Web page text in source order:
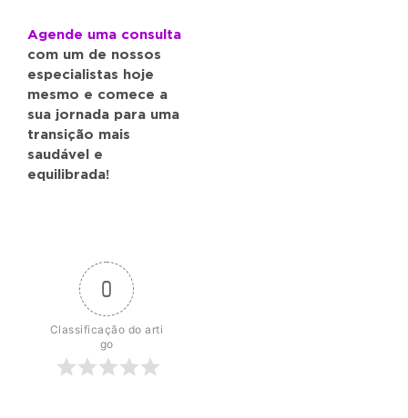
Agende uma consulta
com um de nossos
especialistas hoje
mesmo e comece a
sua jornada para uma
transição mais
saudável e
equilibrada!
0
Classificação do arti
go